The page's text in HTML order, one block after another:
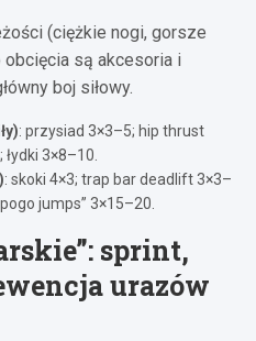
(ciężkie nogi, gorsze
są akcesoria i
boj siłowy.
: przysiad 3×3–5; hip thrust
3×8–10.
: skoki 4×3; trap bar deadlift 3×3–
jumps” 3×15–20.
sprint,
urazów